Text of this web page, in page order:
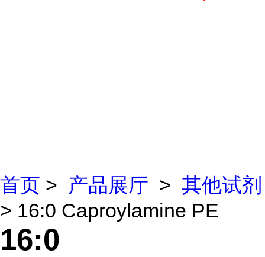
首页 > 产品展厅 > 其他试剂
> 16:0 Caproylamine PE
16:0